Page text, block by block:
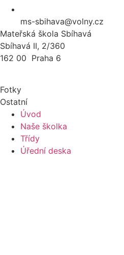
ms-sbihava@volny.cz
Mateřská škola Sbíhavá
Sbíhavá II, 2/360
162 00 Praha 6
Fotky
Ostatní
Úvod
Naše školka
Třídy
Úřední deska